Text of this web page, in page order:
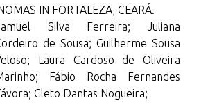
IN FORTALEZA, CEARÁ.
Silva Ferreira; Juliana
de Sousa; Guilherme Sousa
Laura Cardoso de Oliveira
Fábio Rocha Fernandes
Cleto Dantas Nogueira;